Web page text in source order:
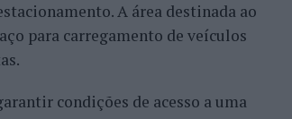
A área destinada ao
para carregamento de veículos
condições de acesso a uma